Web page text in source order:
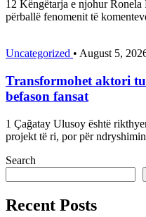
12 Këngëtarja e njohur Ronela
përballë fenomenit të
Uncategorized • August 5,
Transformohet aktori
befason fansat
1 Çağatay Ulusoy është
projekt të ri, por për
Search
Recent Posts